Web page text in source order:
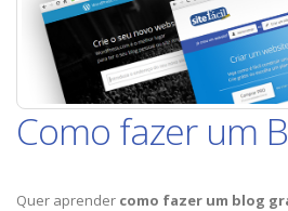
Como fazer um
Quer aprender como fazer um blog